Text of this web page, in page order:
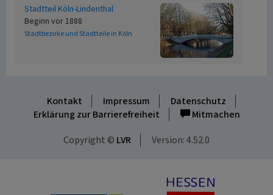
Stadtteil Köln-Lindenthal
Beginn vor 1888
Stadtbezirke und Stadtteile in Köln
Kontakt Impressum
Datenschutz
Erklärung zur Barrierefreiheit
Mitmachen
Copyright © LVR Version: 4.52.0